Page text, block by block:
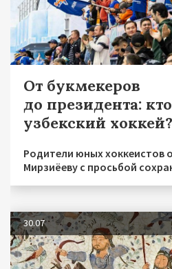
От букмекеров
до президента:
узбекский хоккей?
Родители юных хоккеистов
Мирзиёеву с просьбой
30.07